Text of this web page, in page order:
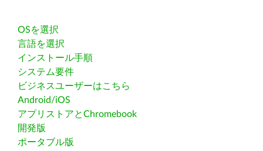
OSを選択
言語を選択
インストール手順
システム要件
ビジネスユーザーはこちら
Android/iOS
アプリストアとChromebook
開発版
ポータブル版